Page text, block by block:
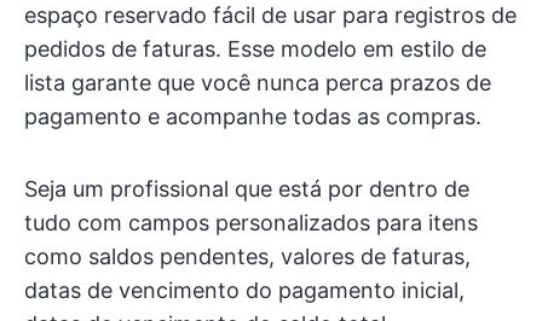
espaço reservado fácil de usar para registros de
pedidos de faturas. Esse modelo em estilo de
lista garante que você nunca perca prazos de
pagamento e acompanhe todas as compras.
Seja um profissional que está por dentro de
tudo com campos personalizados para itens
como saldos pendentes, valores de faturas,
datas de vencimento do pagamento inicial,